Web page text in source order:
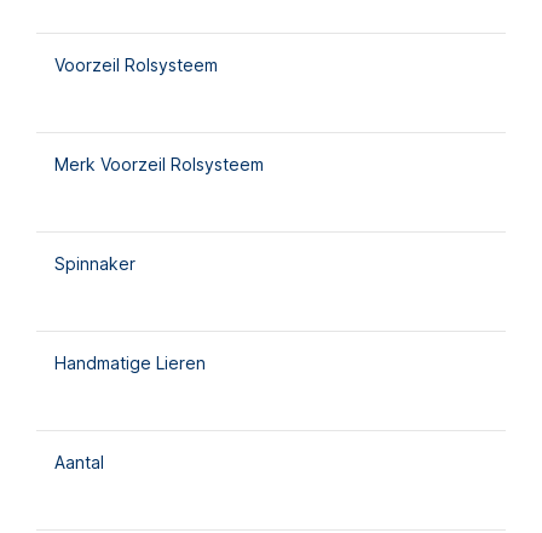
Voorzeil Rolsysteem
Merk Voorzeil Rolsysteem
Spinnaker
Handmatige Lieren
Aantal